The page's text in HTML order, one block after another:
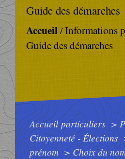
Guide des démarches
Accueil/Informations
Guide des démarches
Accueil particuliers >
Citoyenneté - Élections
prénom > Choix du